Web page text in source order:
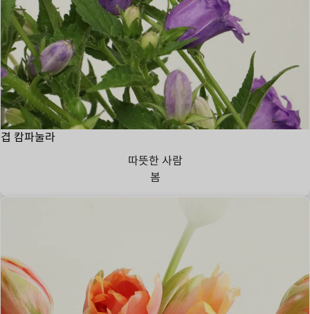
겹 캄파눌라
따뜻한 사람
봄